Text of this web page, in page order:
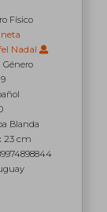
Físico
Nadal
Género
Blanda
23 cm